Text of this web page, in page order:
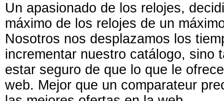
Un apasionado de los relojes,
máximo de los relojes de un
Nosotros nos desplazamos los
incrementar nuestro catálogo, sino
estar seguro de que lo que le
web. Mejor que un comparateur